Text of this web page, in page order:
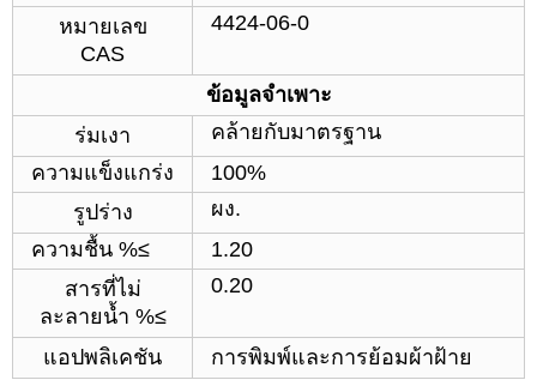
หมายเลข
CAS
4424-06-0
ข้อมูลจำเพาะ
ร่มเงา
คล้ายกับมาตรฐาน
ความแข็งแกร่ง
100%
รูปร่าง
ผง.
ความชื้น %≤
1.20
สารที่ไม่
ละลายน้ำ %≤
0.20
แอปพลิเคชัน การพิมพ์และการย้อมผ้าฝ้าย